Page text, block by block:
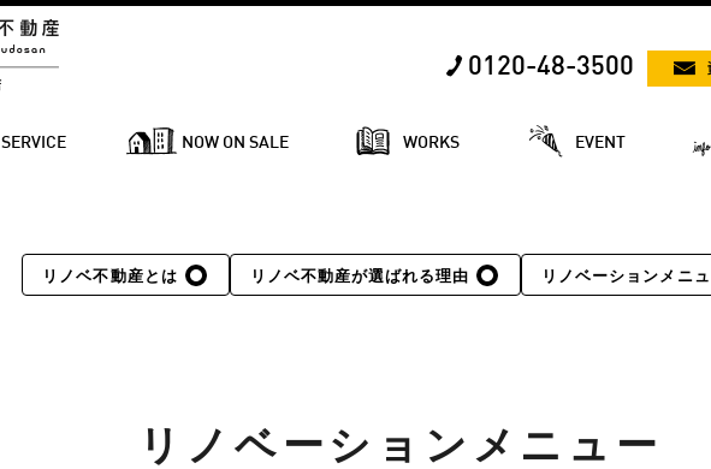
0120-48-3500
SERVICE NOW ON SALE WORKS EVENT
リノベ不動産とは リノベ不動産が選ばれる理由 リノベーションメニ
リノベーションメニュー